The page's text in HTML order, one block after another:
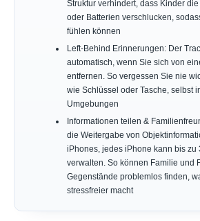
Struktur verhindert, dass Kinder
oder Batterien verschlucken,
fühlen können
Left-Behind Erinnerungen: Der
automatisch, wenn Sie sich von
entfernen. So vergessen Sie nie
wie Schlüssel oder Tasche, selbst
Umgebungen
Informationen teilen &
die Weitergabe von
iPhones, jedes iPhone kann bis zu
verwalten. So können Familie und
Gegenstände problemlos finden,
stressfreier macht